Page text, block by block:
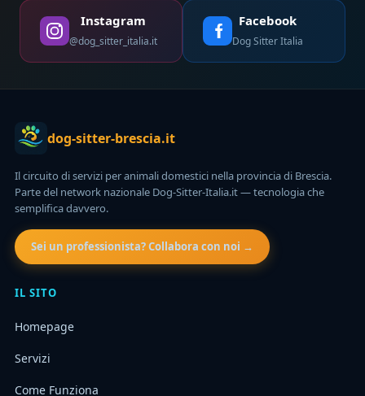
Instagram
@dog_sitter_italia.it
Facebook
Dog Sitter Italia
dog-sitter-brescia.it
Il circuito di servizi per animali domestici nella provincia di Brescia.
Parte del network nazionale Dog-Sitter-Italia.it — tecnologia che
semplifica davvero.
Sei un professionista? Collabora con noi →
IL SITO
Homepage
Servizi
Come Funziona